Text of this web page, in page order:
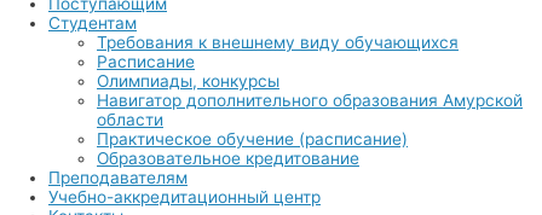
Поступающим
Студентам
Требования к внешнему виду обучающихся
Расписание
Олимпиады, конкурсы
Навигатор дополнительного образования Амурской
области
Практическое обучение (расписание)
Образовательное кредитование
Преподавателям
Учебно-аккредитационный центр